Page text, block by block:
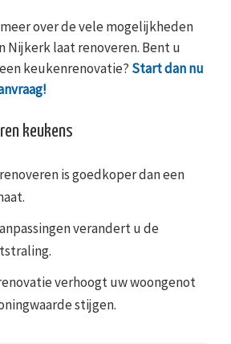
over de vele mogelijkheden
Nijkerk laat renoveren. Bent u
keukenrenovatie? Start dan nu
keukens
is goedkoper dan een
verandert u de
verhoogt uw woongenot
stijgen.